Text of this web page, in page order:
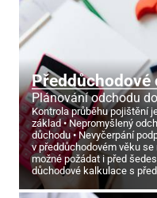
Předdůchodové
Plánování odchodu
Kontrola průběhu pojištění
základ
Nepromyšlený
důchodu
Nevyčerpání
v předdůchodovém věku se
možné požádat i před
důchodové kalkulace s